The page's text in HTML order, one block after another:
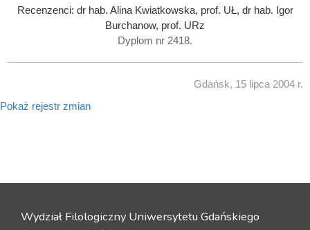
Recenzenci: dr hab. Alina Kwiatkowska, prof. UŁ, dr hab. Igor
Burchanow, prof. URz
Dyplom nr 2418.
Gdańsk, 15 lipca 2004 r.
Pokaż rejestr zmian
Wydział Filologiczny Uniwersytetu Gdańskiego